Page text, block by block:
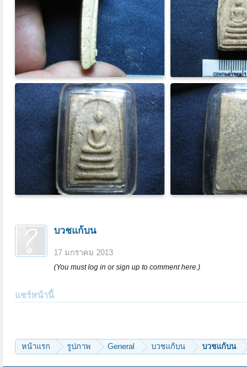
บวชแก้บน
17 มกราคม 2013
(You must log in or sign up to comment here.)
แชร์หน้านี้
หน้าแรก รูปภาพ General บวชแก้บน บวชแก้บน